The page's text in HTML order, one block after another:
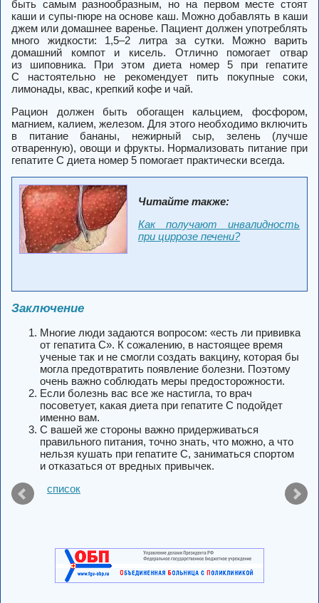
быть самым разнообразным, но на первом месте стоят
каши и супы-пюре на основе каш. Можно добавлять в каши
джем или домашнее варенье. Пациент должен употреблять
много жидкости: 1,5–2 литра за сутки. Можно варить
домашний компот и кисель. Отлично помогает отвар
из шиповника. При этом диета номер 5 при гепатите
С настоятельно не рекомендует пить покупные соки,
лимонады, квас, крепкий кофе и чай.
Рацион должен быть обогащен кальцием, фосфором,
магнием, калием, железом. Для этого необходимо включить
в питание бананы, нежирный сыр, зелень (лучше
отваренную), овощи и фрукты. Нормализовать питание при
гепатите С диета номер 5 помогает практически всегда.
Читайте также:
Как получают инвалидность
при циррозе печени?
Заключение
Многие люди задаются вопросом: «есть ли прививка
от гепатита С». К сожалению, в настоящее время
ученые так и не смогли создать вакцину, которая бы
могла предотвратить появление болезни. Поэтому
очень важно соблюдать меры предосторожности.
Если болезнь вас все же настигла, то врач
посоветует, какая диета при гепатите С подойдет
именно вам.
С вашей же стороны важно придерживаться
правильного питания, точно знать, что можно, а что
нельзя кушать при гепатите С, заниматься спортом
и отказаться от вредных привычек.
список